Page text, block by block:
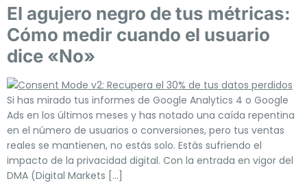
El agujero negro de tus métricas:
Cómo medir cuando el usuario
dice «No»
Si has mirado tus informes de Google Analytics 4 o Google
Ads en los últimos meses y has notado una caída repentina
en el número de usuarios o conversiones, pero tus ventas
reales se mantienen, no estás solo. Estás sufriendo el
impacto de la privacidad digital. Con la entrada en vigor del
DMA (Digital Markets […]